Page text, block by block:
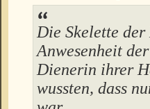
Die Skelette
Anwesenheit
Dienerin ihrer
wussten, dass